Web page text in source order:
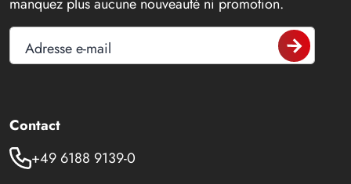
Adresse e-mail
Contact
+49 6188 9139-0